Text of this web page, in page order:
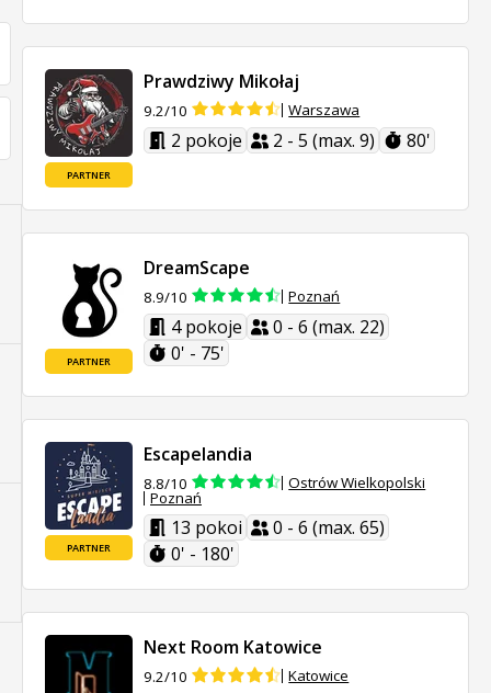
PARTNER
Prawdziwy Mikołaj
9.2/10 Warszawa
2 pokoje 2 - 5 (max. 9) 80'
PARTNER
DreamScape
8.9/10 Poznań
4 pokoje
0 - 6 (max. 22)
0' - 75'
PARTNER
Escapelandia
8.8/10 Ostrów Wielkopolski
Poznań
13 pokoi
0 - 6 (max. 65)
0' - 180'
Next Room Katowice
9.2/10 Katowice